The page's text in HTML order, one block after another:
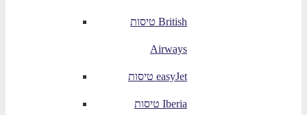
טיסות British
Airways
טיסות easyJet
טיסות Iberia